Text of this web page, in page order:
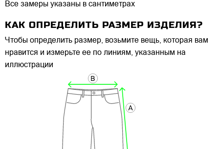
Все замеры указаны в сантиметрах
КАК ОПРЕДЕЛИТЬ РАЗМЕР ИЗДЕЛИЯ?
Чтобы определить размер, возьмите вещь, которая вам
нравится и измерьте ее по линиям, указанным на
иллюстрации